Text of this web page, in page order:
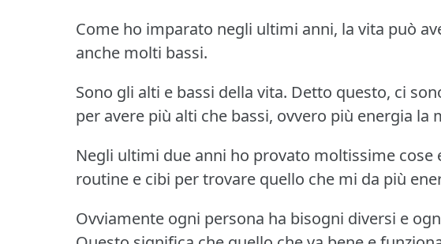
Come ho imparato negli ultimi anni, la vita può
anche molti bassi.
Sono gli alti e bassi della vita. Detto questo, ci
per avere più alti che bassi, ovvero più energia la
Negli ultimi due anni ho provato moltissime cose
routine e cibi per trovare quello che mi da più
Ovviamente ogni persona ha bisogni diversi e